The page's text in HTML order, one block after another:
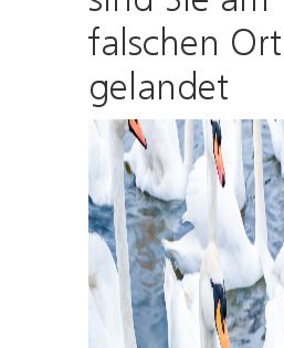
falschen Ort
gelandet